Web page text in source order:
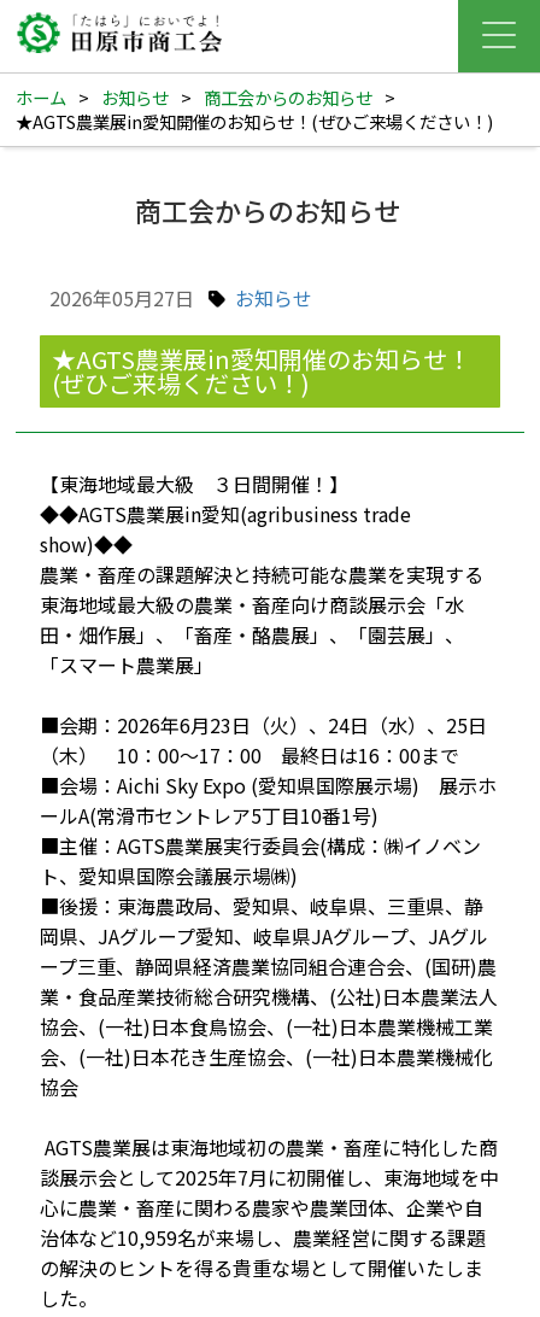
ホーム > お知らせ > 商工会からのお知らせ >
★AGTS農業展in愛知開催のお知らせ！(ぜひご来場ください！)
商工会からのお知らせ
2026年05月27日 お知らせ
★AGTS農業展in愛知開催のお知らせ！
(ぜひご来場ください！)
【東海地域最大級 ３日間開催！】
◆◆AGTS農業展in愛知(agribusiness trade
show)◆◆
農業・畜産の課題解決と持続可能な農業を実現する
東海地域最大級の農業・畜産向け商談展示会「水
田・畑作展」、「畜産・酪農展」、「園芸展」、
「スマート農業展」
■会期：2026年6月23日（火）、24日（水）、25日
（木） 10：00～17：00 最終日は16：00まで
■会場：Aichi Sky Expo (愛知県国際展示場) 展示ホ
ールA(常滑市セントレア5丁目10番1号)
■主催：AGTS農業展実行委員会(構成：㈱イノベン
ト、愛知県国際会議展示場㈱)
■後援：東海農政局、愛知県、岐阜県、三重県、静
岡県、JAグループ愛知、岐阜県JAグループ、JAグル
ープ三重、静岡県経済農業協同組合連合会、(国研)農
業・食品産業技術総合研究機構、(公社)日本農業法人
協会、(一社)日本食鳥協会、(一社)日本農業機械工業
会、(一社)日本花き生産協会、(一社)日本農業機械化
協会
AGTS農業展は東海地域初の農業・畜産に特化した商
談展示会として2025年7月に初開催し、東海地域を中
心に農業・畜産に関わる農家や農業団体、企業や自
治体など10,959名が来場し、農業経営に関する課題
の解決のヒントを得る貴重な場として開催いたしま
した。